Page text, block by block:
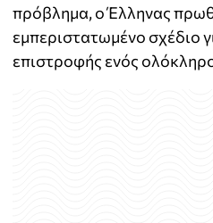
πρόβλημα, ο Έλληνας
εμπεριστατωμένο σχέδιο
επιστροφής ενός